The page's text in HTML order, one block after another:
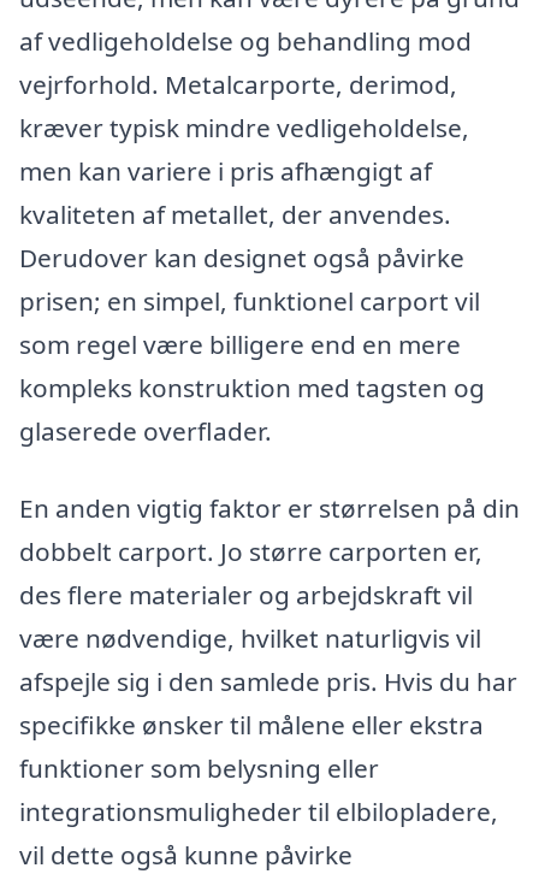
af vedligeholdelse og behandling mod
vejrforhold. Metalcarporte, derimod,
kræver typisk mindre vedligeholdelse,
men kan variere i pris afhængigt af
kvaliteten af metallet, der anvendes.
Derudover kan designet også påvirke
prisen; en simpel, funktionel carport vil
som regel være billigere end en mere
kompleks konstruktion med tagsten og
glaserede overflader.
En anden vigtig faktor er størrelsen på din
dobbelt carport. Jo større carporten er,
des flere materialer og arbejdskraft vil
være nødvendige, hvilket naturligvis vil
afspejle sig i den samlede pris. Hvis du har
specifikke ønsker til målene eller ekstra
funktioner som belysning eller
integrationsmuligheder til elbilopladere,
vil dette også kunne påvirke